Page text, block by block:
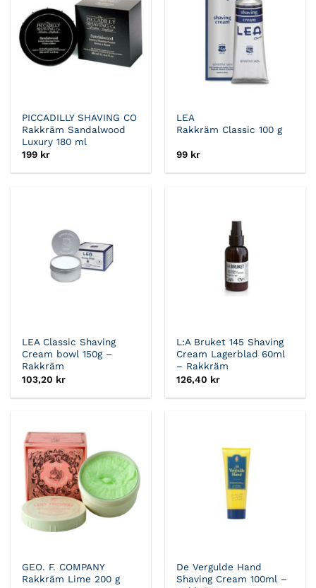
PICCADILLY SHAVING CO
Rakkräm Sandalwood
Luxury 180 ml
199 kr
LEA
Rakkräm Classic 100 g
99 kr
LEA Classic Shaving
Cream bowl 150g –
Rakkräm
103,20 kr
L:A Bruket 145 Shaving
Cream Lagerblad 60ml
– Rakkräm
126,40 kr
GEO. F. COMPANY
Rakkräm Lime 200 g
De Vergulde Hand
Shaving Cream 100ml –